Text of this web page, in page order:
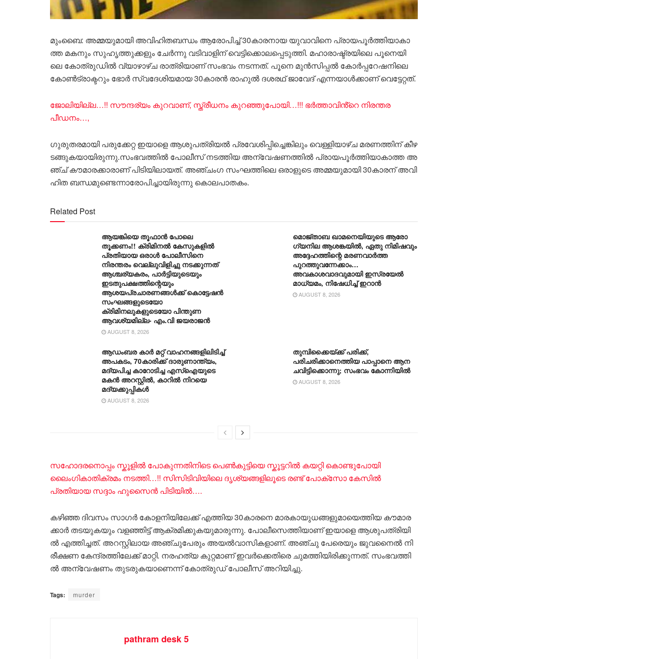
മുംബൈ: അ​മ്മ​യു​മാ​യി അ​വി​ഹി​ത​ബ​ന്ധം ആ​രോ​പി​ച്ച് 30കാ​ര​നായ യുവാവിനെ പ്രാ​യ​പൂ​ർ​ത്തി​യാ​കാ​
ത്ത മ​ക​നും സു​ഹൃ​ത്തു​ക്ക​ളും ചേ​ർ​ന്നു വ​ടി​വാ​ളി​ന് വെ​ട്ടി​ക്കൊ​ലപ്പെടുത്തി. മ​ഹാ​രാ​ഷ്ട്ര​യി​ലെ പൂ​നെ​യി​
ലെ കോ​ത്രു​ഡി​ൽ വ്യാ​ഴാ​ഴ്ച രാ​ത്രി​യാ​ണ് സം​ഭ​വം ന​ട​ന്ന​ത്. പൂ​നെ മു​ൻ​സി​പ്പ​ൽ കോ​ർ​പ്പ​റേ​ഷ​നി​ലെ
കോ​ൺ​ട്രാ​ക്ട​റും ഭോ​ർ സ്വ​ദേ​ശി​യ​മാ​യ 30കാ​ര​ൻ രാ​ഹു​ൽ ദ​ശ​ര​ഥ് ജാ​വേ​ദ് എ​ന്ന​യാ​ൾ​ക്കാ​ണ് വെ​ട്ടേ​റ്റ​ത്.
ജോലിയില്ല…!! സൗന്ദര്യം കുറവാണ്, സ്ത്രീധനം കുറഞ്ഞുപോയി…!!! ഭർത്താവിൻ്റെ നിരന്തര
പീഡനം…,
ഗു​രു​ത​ര​മാ​യി പ​രു​ക്കേ​റ്റ ഇ​യാ​ളെ ആ​ശു​പ​ത്രി​യ​ൽ പ്ര​വേ​ശി​പ്പി​ച്ചെ​ങ്കി​ലും വെ​ള്ളി​യാ​ഴ്ച മ​ര​ണ​ത്തി​ന് കീ​ഴ​
ട​ങ്ങു​ക​യാ​യി​രു​ന്നു.സം​ഭ​വ​ത്തി​ൽ പോ​ലീ​സ് ന​ട​ത്തി​യ അ​ന്വേ​ഷ​ണ​ത്തി​ൽ പ്രാ​യ​പൂ​ർ​ത്തി​യാ​കാ​ത്ത അ​
ഞ്ച് കൗ​മാ​ര​ക്കാ​രാ​ണ് പി​ടി​യി​ലാ​യ​ത്. അ​ഞ്ചം​ഗ സം​ഘ​ത്തി​ലെ ഒ​രാ​ളു​ടെ അ​മ്മ​യു​മാ​യി 30കാ​ര​ന് അ​വി​
ഹി​ത ബ​ന്ധ​മു​ണ്ടെ​ന്നാ​രോ​പി​ച്ചാ​യി​രു​ന്നു കൊലപാതകം.
Related Post
ആയങ്കിയെ തൂഫാൻ പോലെ
തൂക്കണം!! ക്രിമിനൽ കേസുകളിൽ
പ്രതിയായ ഒരാൾ പോലീസിനെ
നിരന്തരം വെല്ലുവിളിച്ചു നടക്കുന്നത്
ആശ്ചര്യകരം, പാർട്ടിയുടെയും
ഇടതുപക്ഷത്തിന്റെയും
ആശയപ്രചാരണങ്ങൾക്ക് കൊട്ടേഷൻ
സംഘങ്ങളുടെയോ
ക്രിമിനലുകളുടെയോ പിന്തുണ
ആവശ്യമില്ല- എം.വി ജയരാജൻ
AUGUST 8, 2026
മൊജ്താബ ഖാമനെയിയുടെ ആരോ​
ഗ്യനില ആശങ്കയിൽ, ഏതു നിമിഷവും
അദ്ദേഹത്തിന്റെ മരണവാർത്ത
പുറത്തുവന്നേക്കാം…
അവകാശവാദവുമായി ഇസ്രയേൽ
മാധ്യമം, നിഷേധിച്ച് ഇറാൻ
AUGUST 8, 2026
ആഡംബര കാര്‍ മറ്റ് വാഹനങ്ങളിലിടിച്ച്
അപകടം, 70കാരിക്ക് ദാരുണാന്ത്യം,
മദ്യപിച്ച കാറോടിച്ച എസ്ഐയുടെ
മകന്‍ അറസ്റ്റില്‍, കാറില്‍ നിറയെ
മദ്യക്കുപ്പികള്‍
AUGUST 8, 2026
തുമ്പിക്കൈയ്ക്ക് പരിക്ക്,
പരിചരിക്കാനെത്തിയ പാപ്പാനെ ആന
ചവിട്ടിക്കൊന്നു; സംഭവം കോന്നിയിൽ
AUGUST 8, 2026
സഹോദരനൊപ്പം സ്കൂളിൽ പോകുന്നതിനിടെ പെൺകുട്ടിയെ സ്കൂട്ടറിൽ കയറ്റി കൊണ്ടുപോയി
ലൈംഗികാതിക്രമം നടത്തി…!! സിസിടിവിയിലെ ദൃശ്യങ്ങളിലൂടെ രണ്ട് പോക്സോ കേസിൽ
പ്രതിയായ സദ്ദാം ഹുസൈൻ പിടിയിൽ….
കഴിഞ്ഞ ദിവസം സാ​ഗ​ർ കോ​ള​നി​യി​ലേ​ക്ക് എ​ത്തി​യ 30കാ​ര​നെ മാ​ര​കാ​യു​ധ​ങ്ങ​ളു​മാ​യെ​ത്തി​യ കൗ​മാ​ര​
ക്കാ​ർ ത​ട​യു​ക​യും വ​ള​ഞ്ഞി​ട്ട് ആ​ക്ര​മി​ക്കു​ക​യു​മാ​രു​ന്നു. പോ​ലീ​സെ​ത്തി​യാ​ണ് ഇ​യാ​ളെ ആ​ശു​പ​ത്രി​യി​
ൽ എ​ത്തി​ച്ച​ത്. അ​റ​സ്റ്റി​ലാ​യ അ​ഞ്ചു​പേ​രും അ​യ​ൽ​വാ​സി​ക​ളാ​ണ്. അ​ഞ്ചു പേ​രെ​യും ജു​വ​നൈ​ൽ നി​
രീ​ക്ഷ​ണ കേ​ന്ദ്ര​ത്തി​ലേ​ക്ക് മാ​റ്റി. ന​ര​ഹ​ത്യ കു​റ്റ​മാ​ണ് ഇ​വ​ർ​ക്കെ​തി​രെ ചു​മ​ത്തി​യി​രി​ക്കു​ന്ന​ത്. സം​ഭ​വ​ത്തി​
ൽ അ​ന്വേ​ഷ​ണം തു​ട​രു​ക​യാ​ണെ​ന്ന് കോ​ത്രു​ഡ് പോ​ലീ​സ് അ​റി​യി​ച്ചു.
Tags: murder
pathram desk 5